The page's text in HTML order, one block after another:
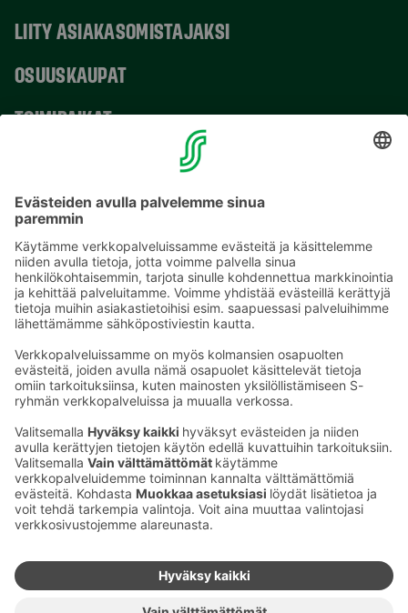
LIITY ASIAKASOMISTAJAKSI
OSUUSKAUPAT
TOIMIPAIKAT
Sähköpostiosoitteet S-ryhmässä ovat muotoa
etunimi.sukunimi@sok.fi
Seuraa meitä:
Muuta evästeasetuksia